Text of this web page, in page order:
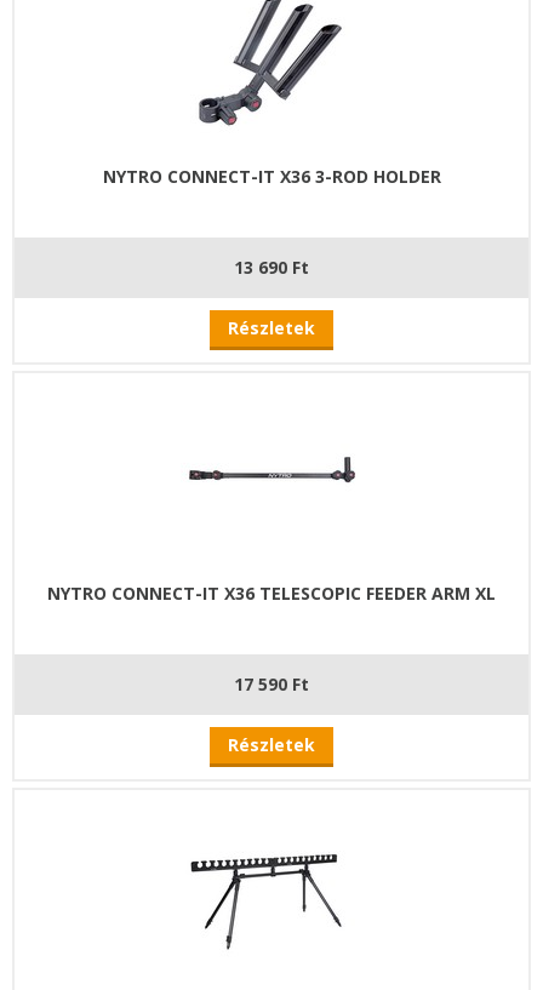
NYTRO CONNECT-IT X36 3-ROD HOLDER
13 690 Ft
Részletek
NYTRO CONNECT-IT X36 TELESCOPIC FEEDER ARM XL
17 590 Ft
Részletek